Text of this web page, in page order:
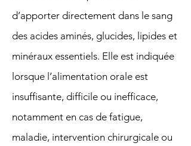
d’apporter directement dans le sang
des acides aminés, glucides, lipides et
minéraux essentiels. Elle est indiquée
lorsque l’alimentation orale est
insuffisante, difficile ou inefficace,
notamment en cas de fatigue,
maladie, intervention chirurgicale ou